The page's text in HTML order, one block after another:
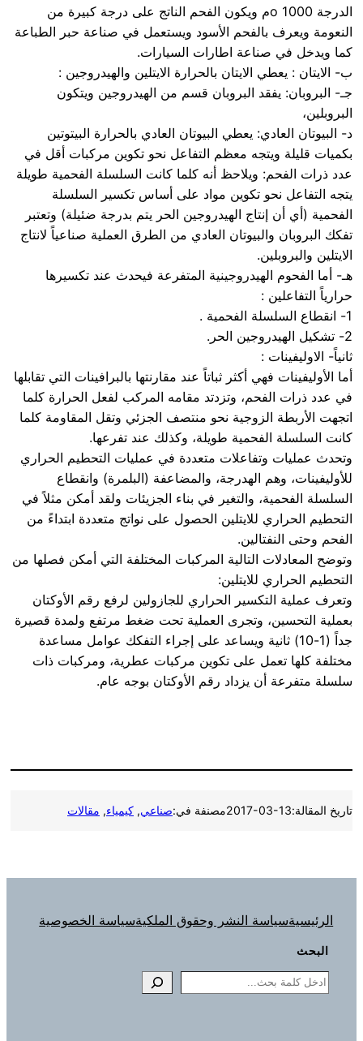
الدرجة 1000 oم ويكون الفحم الناتج على درجة كبيرة من
النعومة ويعرف بالفحم الأسود ويستعمل في صناعة حبر الطباعة
كما ويدخل في صناعة اطارات السيارات.
ب- الايتان : يعطي الايتان بالحرارة الايتلين والهيدروجين :
جـ- البروبان: يفقد البروبان قسم من الهيدروجين ويتكون
البروبلين،
د- البيوتان العادي: يعطي البيوتان العادي بالحرارة البيتوتين
بكميات قليلة ويتجه معظم التفاعل نحو تكوين مركبات أقل في
عدد ذرات الفحم: ويلاحظ أنه كلما كانت السلسلة الفحمية طويلة
يتجه التفاعل نحو تكوين مواد على أساس تكسير السلسلة
الفحمية (أي أن إنتاج الهيدروجين الحر يتم بدرجة ضئيلة) وتعتبر
تفكك البروبان والبيوتان العادي من الطرق العملية صناعياً لانتاج
الايتلين والبروبلين.
هـ- أما الفحوم الهيدروجينية المتفرعة فيحدث عند تكسيرها
حرارياً التفاعلين :
1- انقطاع السلسلة الفحمية .
2- تشكيل الهيدروجين الحر.
ثانياً- الاوليفينات :
أما الأوليفينات فهي أكثر ثباتاً عند مقارنتها بالبرافينات التي تقابلها
في عدد ذرات الفحم، وتزدتد مقامه المركب لفعل الحرارة كلما
اتجهت الأربطة الزوجية نحو منتصف الجزئي وتقل المقاومة كلما
كانت السلسلة الفحمية طويلة، وكذلك عند تفرعها.
وتحدث عمليات وتفاعلات متعددة في عمليات التحطيم الحراري
للأوليفينات، وهم الهدرجة، والمضاعفة (البلمرة) وانقطاع
السلسلة الفحمية، والتغير في بناء الجزيئات ولقد أمكن مثلاً في
التحطيم الحراري للايتلين الحصول على نواتج متعددة ابتداءً من
الفحم وحتى النفتالين.
وتوضح المعادلات التالية المركبات المختلفة التي أمكن فصلها من
التحطيم الحراري للايتلين:
وتعرف عملية التكسير الحراري للجازولين لرفع رقم الأوكتان
بعملية التحسين، وتجرى العملية تحت ضغط مرتفع ولمدة قصيرة
جداً (1-10) ثانية ويساعد على إجراء التفكك عوامل مساعدة
مختلفة كلها تعمل على تكوين مركبات عطرية، ومركبات ذات
سلسلة متفرعة أن يزداد رقم الأوكتان بوجه عام.
تاريخ المقالة:2017-03-13مصنفة في:صناعي, كيمياء, مقالات
الرئيسيةسياسة النشر وحقوق الملكيةسياسة الخصوصية
البحث
Search